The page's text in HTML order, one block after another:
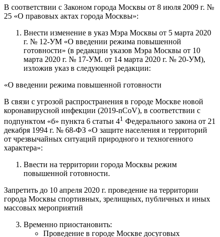
В соответствии с Законом города Москвы от 8 июля 2009 г. №
25 «О правовых актах города Москвы»:
Внести изменение в указ Мэра Москвы от 5 марта 2020
г. № 12-УМ «О введении режима повышенной
готовности» (в редакции указов Мэра Москвы от 10
марта 2020 г. № 17-УМ. от 14 марта 2020 г. № 20-УМ),
изложив указ в следующей редакции:
«О введении режима повышенной готовности
В связи с угрозой распространения в городе Москве новой
коронавирусной инфекции (2019-nCoV), в соответствии с
подпунктом «б» пункта 6 статьи 41 Федерального закона от 21
декабря 1994 г. № 68-ФЗ «О защите населения и территорий
от чрезвычайных ситуаций природного и техногенного
характера»:
Ввести на территории города Москвы режим
повышенной готовности.
Запретить до 10 апреля 2020 г. проведение на территории
города Москвы спортивных, зрелищных, публичных и иных
массовых мероприятий
Временно приостановить:
Проведение в городе Москве досуговых